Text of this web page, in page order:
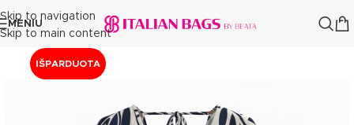
Skip to navigation
Skip to main content
MENIU
IŠPARDUOTA